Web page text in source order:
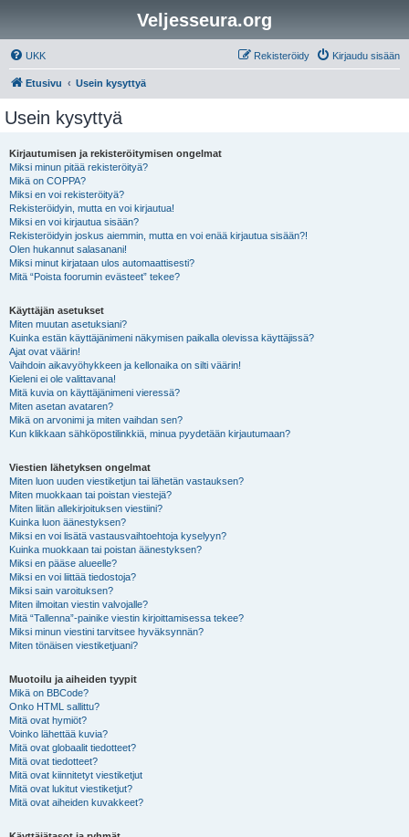
Veljesseura.org
UKK Kirjaudu sisään
Rekisteröidy
Etusivu Usein kysyttyä
Usein kysyttyä
Kirjautumisen ja rekisteröitymisen ongelmat
Miksi minun pitää rekisteröityä?
Mikä on COPPA?
Miksi en voi rekisteröityä?
Rekisteröidyin, mutta en voi kirjautua!
Miksi en voi kirjautua sisään?
Rekisteröidyin joskus aiemmin, mutta en voi enää kirjautua sisään?!
Olen hukannut salasanani!
Miksi minut kirjataan ulos automaattisesti?
Mitä “Poista foorumin evästeet” tekee?
Käyttäjän asetukset
Miten muutan asetuksiani?
Kuinka estän käyttäjänimeni näkymisen paikalla olevissa käyttäjissä?
Ajat ovat väärin!
Vaihdoin aikavyöhykkeen ja kellonaika on silti väärin!
Kieleni ei ole valittavana!
Mitä kuvia on käyttäjänimeni vieressä?
Miten asetan avataren?
Mikä on arvonimi ja miten vaihdan sen?
Kun klikkaan sähköpostilinkkiä, minua pyydetään kirjautumaan?
Viestien lähetyksen ongelmat
Miten luon uuden viestiketjun tai lähetän vastauksen?
Miten muokkaan tai poistan viestejä?
Miten liitän allekirjoituksen viestiini?
Kuinka luon äänestyksen?
Miksi en voi lisätä vastausvaihtoehtoja kyselyyn?
Kuinka muokkaan tai poistan äänestyksen?
Miksi en pääse alueelle?
Miksi en voi liittää tiedostoja?
Miksi sain varoituksen?
Miten ilmoitan viestin valvojalle?
Mitä “Tallenna”-painike viestin kirjoittamisessa tekee?
Miksi minun viestini tarvitsee hyväksynnän?
Miten tönäisen viestiketjuani?
Muotoilu ja aiheiden tyypit
Mikä on BBCode?
Onko HTML sallittu?
Mitä ovat hymiöt?
Voinko lähettää kuvia?
Mitä ovat globaalit tiedotteet?
Mitä ovat tiedotteet?
Mitä ovat kiinnitetyt viestiketjut
Mitä ovat lukitut viestiketjut?
Mitä ovat aiheiden kuvakkeet?